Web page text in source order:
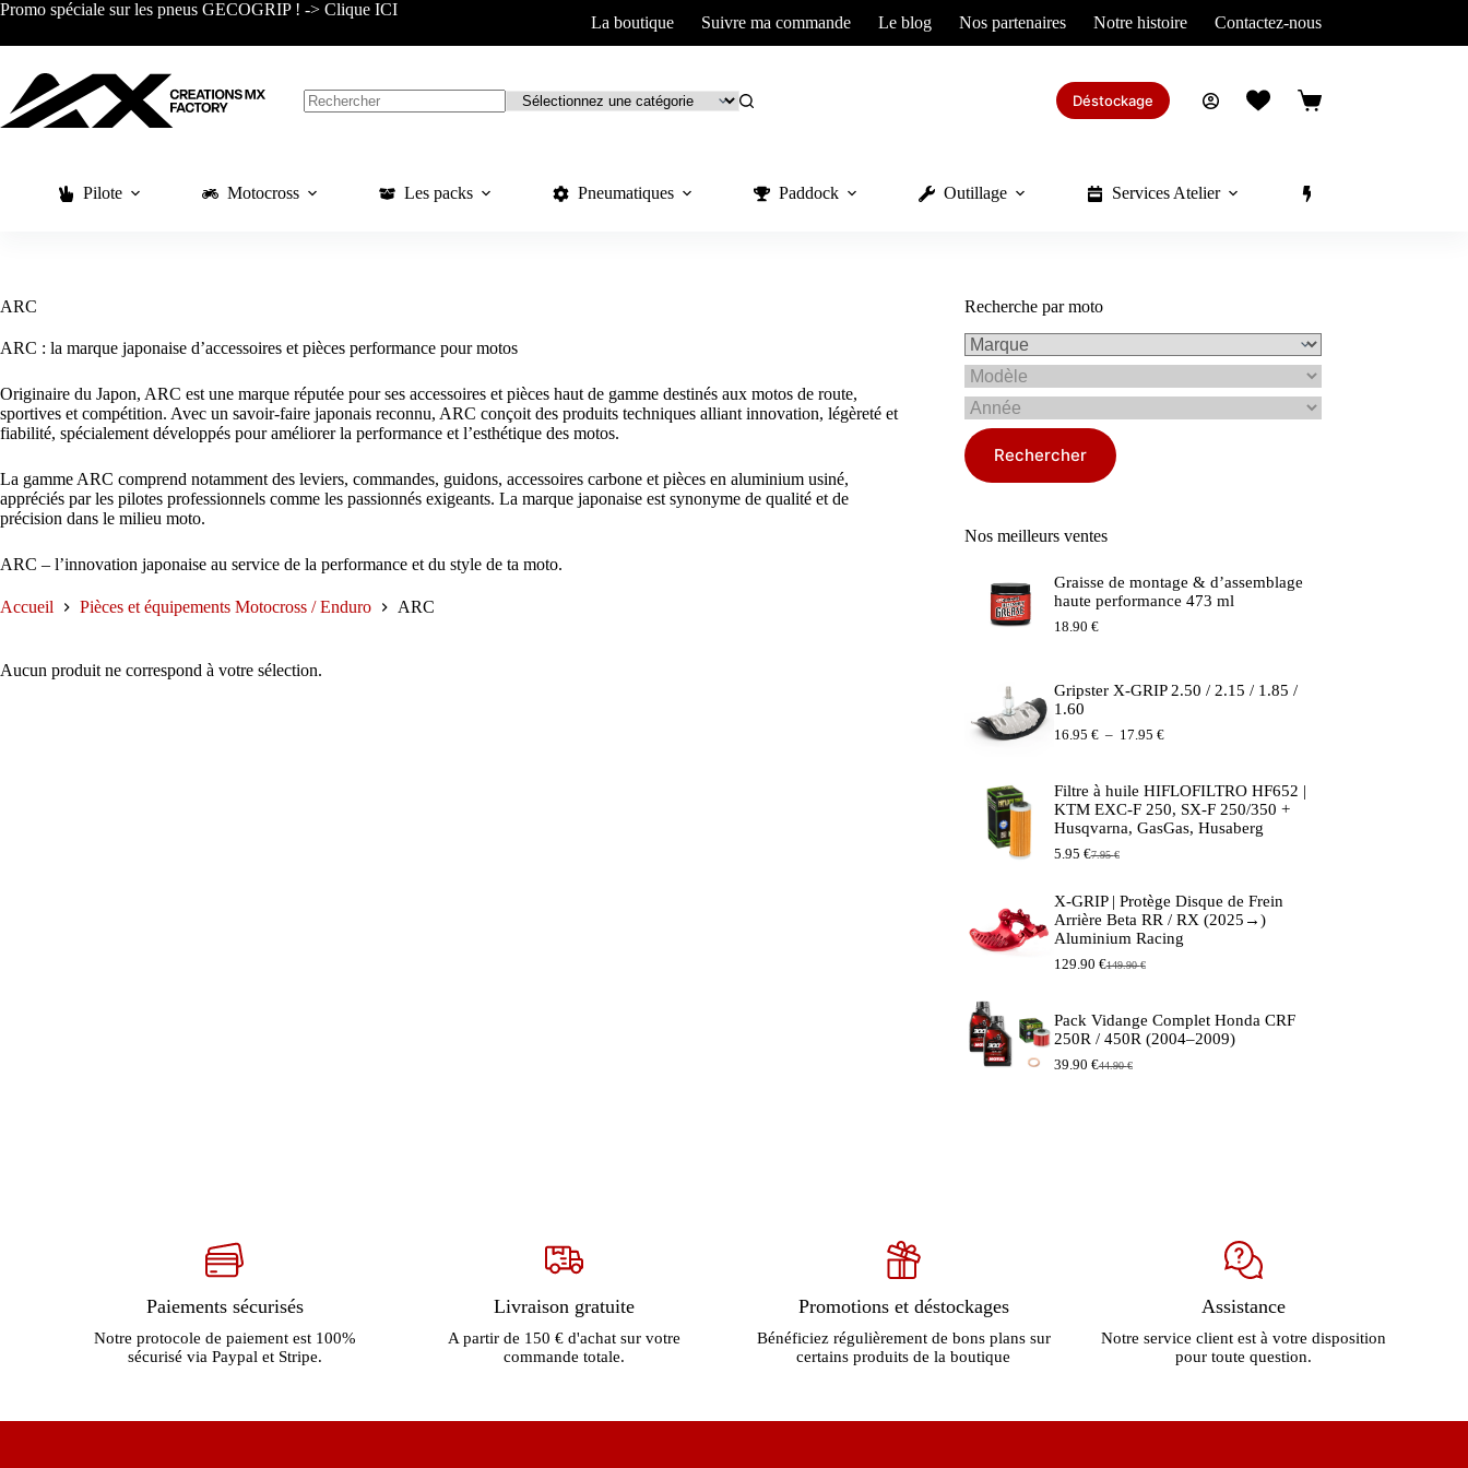
Passer
contenu
Promo spéciale sur les pneus GECOGRIP ! -> Clique ICI
La boutique Suivre ma commande Le blog Nos partenaires Notre histoire Contactez-nous
Déstockage
Panier
Pilote Motocross Les packs Pneumatiques Paddock Outillage Services Atelier
ARC
ARC : la marque japonaise d’accessoires et pièces performance pour motos
Originaire du Japon, ARC est une marque réputée pour ses accessoires et pièces haut de gamme destinés aux motos de route,
sportives et compétition. Avec un savoir-faire japonais reconnu, ARC conçoit des produits techniques alliant innovation, légèreté et
fiabilité, spécialement développés pour améliorer la performance et l’esthétique des motos.
La gamme ARC comprend notamment des leviers, commandes, guidons, accessoires carbone et pièces en aluminium usiné,
appréciés par les pilotes professionnels comme les passionnés exigeants. La marque japonaise est synonyme de qualité et de
précision dans le milieu moto.
ARC – l’innovation japonaise au service de la performance et du style de ta moto.
Accueil Pièces et équipements Motocross / Enduro ARC
Aucun produit ne correspond à votre sélection.
Recherche par moto
Rechercher
Nos meilleurs ventes
Graisse de montage & d’assemblage
haute performance 473 ml
18.90 €
Gripster X-GRIP 2.50 / 2.15 / 1.85 /
1.60
16.95 € – 17.95 €Plage
16.95 €
à
17.95 €
Filtre à huile HIFLOFILTRO HF652 |
KTM EXC-F 250, SX-F 250/350 +
Husqvarna, GasGas, Husaberg
7.95€
Le
initial
était :
7.95 €.
5.95 €
Le
actuel
est :
5.95 €.
X-GRIP | Protège Disque de Frein
Arrière Beta RR / RX (2025→)
Aluminium Racing
149.90€
Le
était :
149.90 €.
129.90 €
Le
est :
129.90 €.
Pack Vidange Complet Honda CRF
250R / 450R (2004–2009)
44.90€
Le
39.90 €
Le
Paiements sécurisés
Notre protocole de paiement est 100%
sécurisé via Paypal et Stripe.
Livraison gratuite
A partir de 150 € d'achat sur votre
commande totale.
Promotions et déstockages
Bénéficiez régulièrement de bons plans sur
certains produits de la boutique
Assistance
Notre service client est à votre disposition
pour toute question.